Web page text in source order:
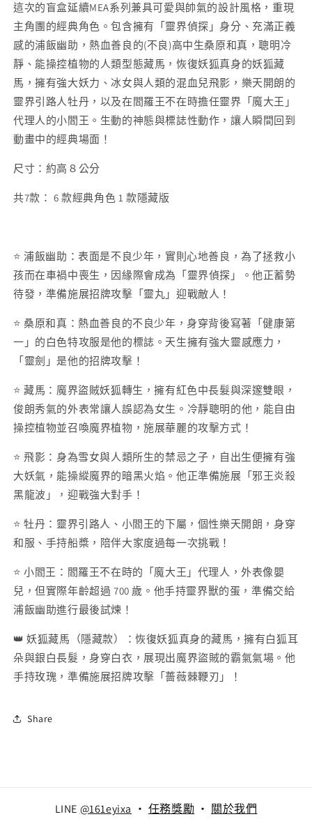
這次的盲盒延續MEA系列兼具可愛與帥氣的設計風格，重現
主角團的經典角色。包含擁有「靈界偵探」身分、充滿正義
感的浦飯幽助，熱血善良的(不良)高中生桑原和真，聰明冷
靜、能操控植物的人類型態藏馬，恢復妖狐真身的妖狐藏
馬，擁有強大妖力、冰女與人類的混血兒飛影，樂天開朗的
靈界引路人牡丹，以及在閻羅王不在時擔任靈界「魔大王」
代理人的小閻王。生動的神態與標誌性動作，讓人瞬間回到
動畫中的經典場面！
尺寸：約高８公分
共7款： 6 款經典角色 1 款隱藏版
⭐ 浦飯幽助：表面是不良少年，實則心地善良，為了拯救小
孩而在車禍中喪生，因緣際會成為「靈界偵探」。他正蓄勢
待發，準備施展招牌攻擊「靈丸」迎戰敵人！
⭐ 桑原和真：熱血善良的不良少年，身穿背後寫著「健康第
一」的白色特攻服是他的標誌。天生擁有強大靈感應力，
「靈劍」是他的招牌攻擊！
⭐ 藏馬：魔界盜賊妖狐轉生，擁有紅色中長髮與深邃雙眼，
俊朗秀氣的外表常讓人誤認為女生。冷靜聰明的他，能自由
操控植物並召喚魔界植物，施展華麗的攻擊方式！
⭐ 飛影：身為雪女與人類所生的禁忌之子，自出生便擁有強
大妖氣，能操縱魔界的暗黑火焰。他正準備施展「邪王炎殺
黑龍波」，迎戰強大對手！
⭐ 牡丹：靈界引路人、小閻王的下屬，個性樂天開朗，身穿
和服、手持船槳，陪伴大家度過每一次挑戰！
⭐ 小閻王：閻羅王不在時的「魔大王」代理人，外表像嬰
兒，但實際年齡超過 700 歲。他手持靈界獸的蛋，準備交給
浦飯幽助進行最後試煉！
👑 妖狐藏馬（隱藏款）：恢復妖狐真身的藏馬，擁有白狐耳
朵與銀白長髮，身穿白衣，展現出魔界盜賊的霸氣氣場。他
手持玫瑰，準備施展招牌攻擊「薔薇棘鞭刃」！
Share
LINE @161eyixa ‧ 任務獎勵 ‧ 關於我們